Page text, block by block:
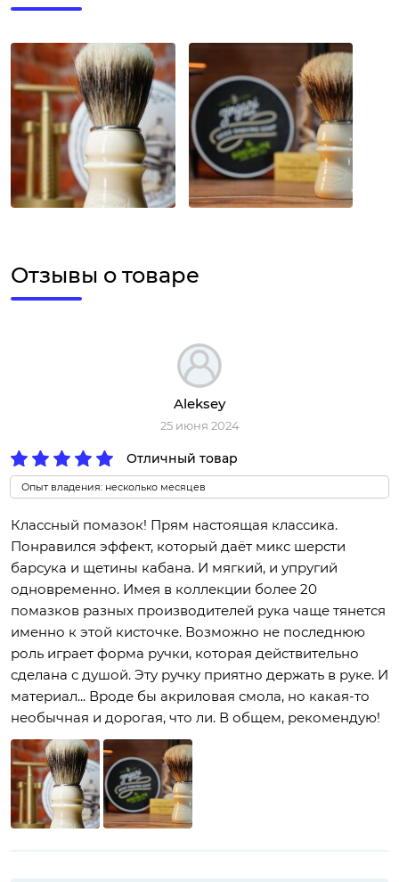
Отзывы о товаре
Aleksey
25 июня 2024
Отличный товар
Опыт владения: несколько месяцев
Классный помазок! Прям настоящая классика.
Понравился эффект, который даёт микс шерсти
барсука и щетины кабана. И мягкий, и упругий
одновременно. Имея в коллекции более 20
помазков разных производителей рука чаще тянется
именно к этой кисточке. Возможно не последнюю
роль играет форма ручки, которая действительно
сделана с душой. Эту ручку приятно держать в руке. И
материал... Вроде бы акриловая смола, но какая-то
необычная и дорогая, что ли. В общем, рекомендую!